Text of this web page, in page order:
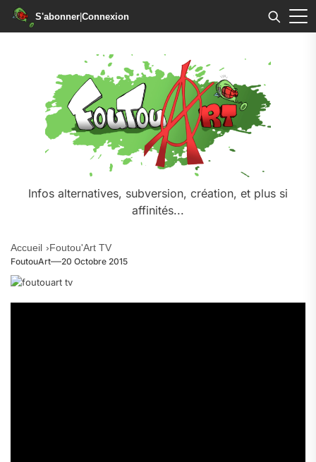
S'abonner|Connexion
Infos alternatives, subversion, création, et plus si
affinités...
Accueil Foutou'Art TV
FoutouArt 20 Octobre 2015